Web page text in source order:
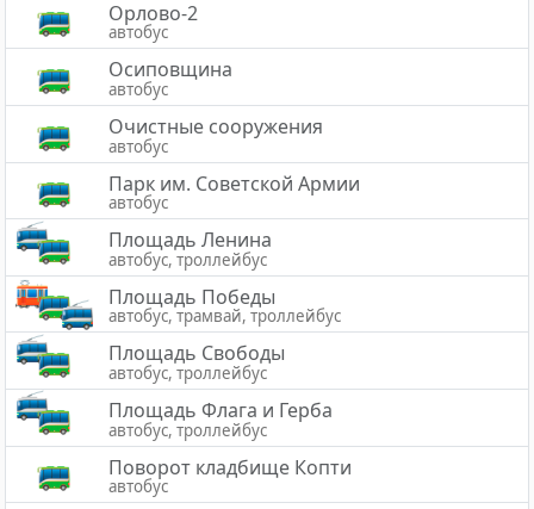
Орлово-2
автобус
Осиповщина
автобус
Очистные сооружения
автобус
Парк им. Советской Армии
автобус
Площадь Ленина
автобус, троллейбус
Площадь Победы
автобус, трамвай, троллейбус
Площадь Свободы
автобус, троллейбус
Площадь Флага и Герба
автобус, троллейбус
Поворот кладбище Копти
автобус